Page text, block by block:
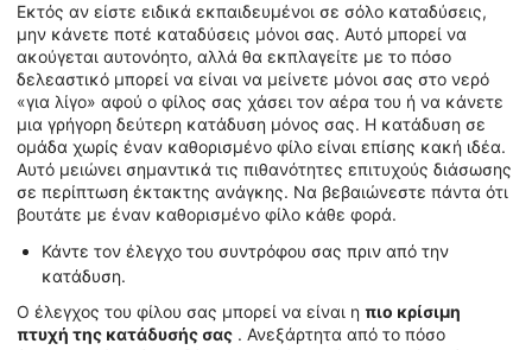
Εκτός αν είστε ειδικά εκπαιδευμένοι σε σόλο καταδύσεις,
μην κάνετε ποτέ καταδύσεις μόνοι σας. Αυτό μπορεί να
ακούγεται αυτονόητο, αλλά θα εκπλαγείτε με το πόσο
δελεαστικό μπορεί να είναι να μείνετε μόνοι σας στο νερό
«για λίγο» αφού ο φίλος σας χάσει τον αέρα του ή να κάνετε
μια γρήγορη δεύτερη κατάδυση μόνος σας. Η κατάδυση σε
ομάδα χωρίς έναν καθορισμένο φίλο είναι επίσης κακή ιδέα.
Αυτό μειώνει σημαντικά τις πιθανότητες επιτυχούς διάσωσης
σε περίπτωση έκτακτης ανάγκης. Να βεβαιώνεστε πάντα ότι
βουτάτε με έναν καθορισμένο φίλο κάθε φορά.
Κάντε τον έλεγχο του συντρόφου σας πριν από την
κατάδυση.
Ο έλεγχος του φίλου σας μπορεί να είναι η πιο κρίσιμη
πτυχή της κατάδυσής σας . Ανεξάρτητα από το πόσο